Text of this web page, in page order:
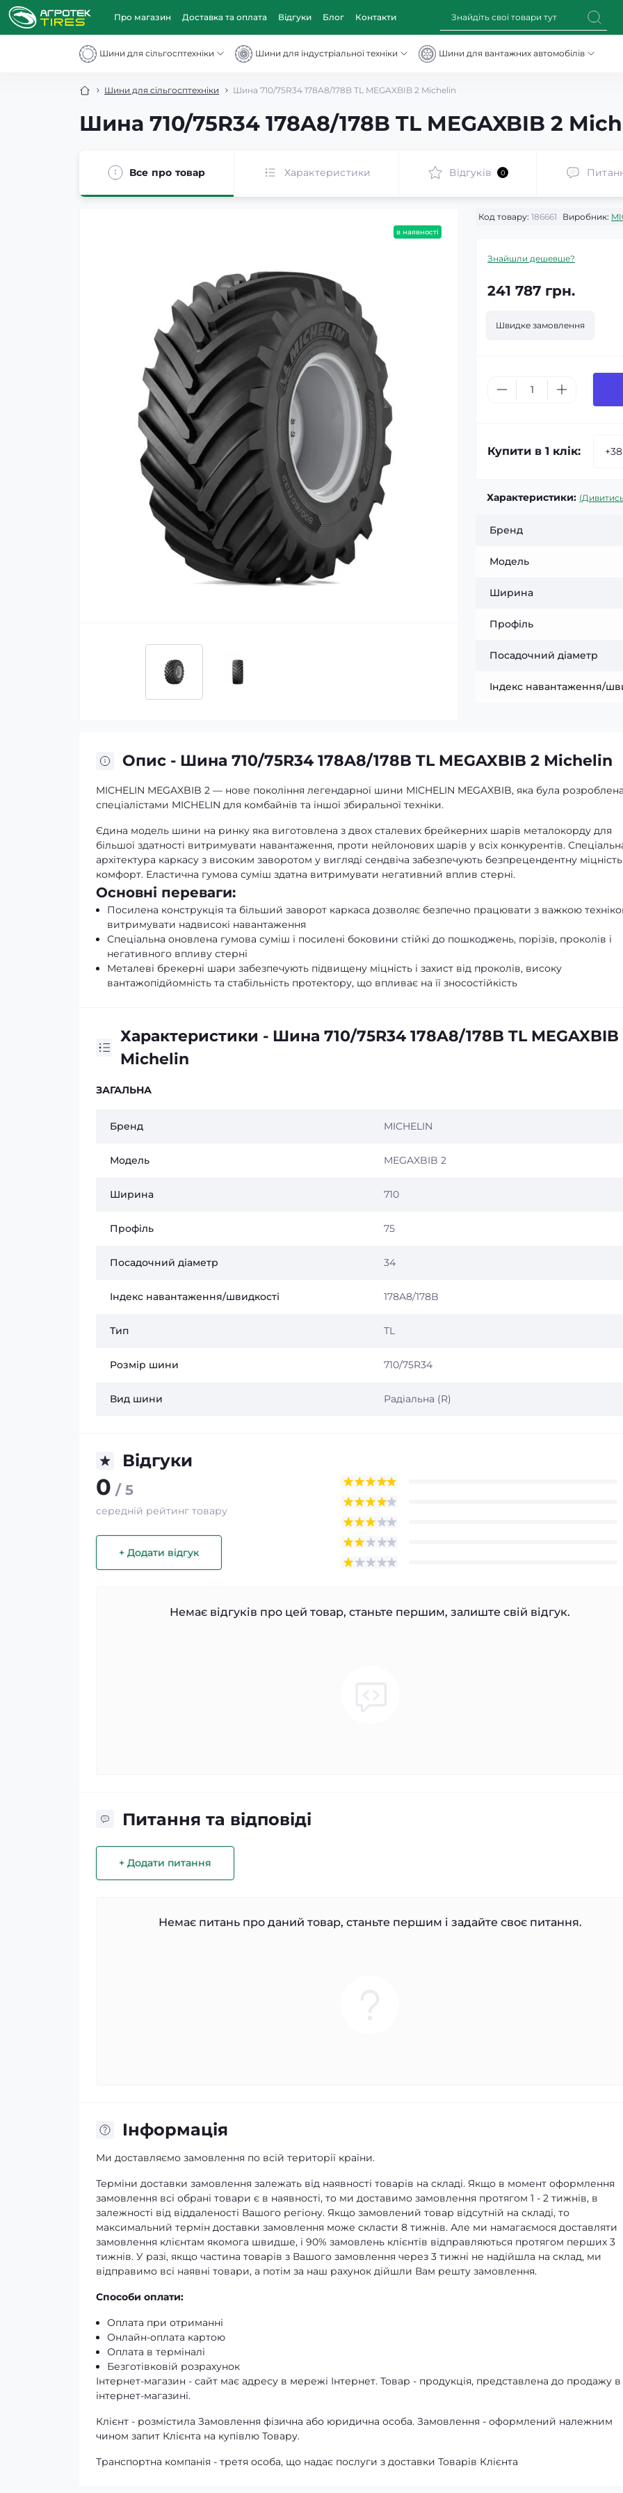
Про магазин Доставка та оплата Відгуки Блог Контакти
Шини для сільгосптехніки Шини для індустріальної техніки Шини для вантажних автомобілів
Шини для сільгосптехніки Шина 710/75R34 178A8/178B TL MEGAXBIB 2 Michelin
Шина 710/75R34 178A8/178B TL MEGAXBIB 2
Все про товар Характеристики Відгуків 0
в наявності
Код товару: 186661 Виробник:
Знайшли дешевше?
241 787 грн.
Швидке замовлення
Купити в 1 клік:
Характеристики:
Бренд
Модель
Ширина
Профіль
Посадочний діаметр
Індекс навантаження/
Опис - Шина 710/75R34 178A8/178B TL MEGAXBIB 2 Michelin
MICHELIN MEGAXBIB 2 — нове покоління легендарної шини MICHELIN MEGAXBIB, яка була
спеціалістами MICHELIN для комбайнів та іншої збиральної техніки.
Єдина модель шини на ринку яка виготовлена з двох сталевих брейкерних шарів металокорду для
більшої здатності витримувати навантаження, проти нейлонових шарів у всіх конкурентів.
архітектура каркасу з високим заворотом у вигляді сендвіча забезпечують безпрецендентну
комфорт. Еластична гумова суміш здатна витримувати негативний вплив стерні.
Основні переваги:
Посилена конструкція та більший заворот каркаса дозволяє безпечно працювати з важкою
витримувати надвисокі навантаження
Спеціальна оновлена гумова суміш і посилені боковини стійкі до пошкоджень, порізів, проколів і
негативного впливу стерні
Металеві брекерні шари забезпечують підвищену міцність і захист від проколів, високу
вантажопідйомність та стабільність протектору, що впливає на її зносостійкість
Характеристики - Шина 710/75R34 178A8/178B TL MEGAXBIB
Michelin
ЗАГАЛЬНА
Бренд MICHELIN
Модель MEGAXBIB 2
Ширина 710
Профіль 75
Посадочний діаметр 34
Індекс навантаження/швидкості 178A8/178B
Тип TL
Розмір шини 710/75R34
Вид шини Радіальна (R)
Відгуки
0 / 5
середній рейтинг товару
+ Додати відгук
Немає відгуків про цей товар, станьте першим, залиште свій відгук.
Питання та відповіді
+ Додати питання
Немає питань про даний товар, станьте першим і задайте своє питання.
Iнформація
Ми доставляємо замовлення по всій території країни.
Терміни доставки замовлення залежать від наявності товарів на складі. Якщо в момент оформлення
замовлення всі обрані товари є в наявності, то ми доставимо замовлення протягом 1 - 2 тижнів, в
залежності від віддаленості Вашого регіону. Якщо замовлений товар відсутній на складі, то
максимальний термін доставки замовлення може скласти 8 тижнів. Але ми намагаємося доставляти
замовлення клієнтам якомога швидше, і 90% замовлень клієнтів відправляються протягом перших 3
тижнів. У разі, якщо частина товарів з Вашого замовлення через 3 тижні не надійшла на склад, ми
відправимо всі наявні товари, а потім за наш рахунок дійшли Вам решту замовлення.
Способи оплати:
Оплата при отриманні
Онлайн-оплата картою
Оплата в терміналі
Безготівковій розрахунок
Інтернет-магазин - сайт має адресу в мережі Інтернет. Товар - продукція, представлена ​​до продажу в
інтернет-магазині.
Клієнт - розмістила Замовлення фізична або юридична особа. Замовлення - оформлений належним
чином запит Клієнта на купівлю Товару.
Транспортна компанія - третя особа, що надає послуги з доставки Товарів Клієнта